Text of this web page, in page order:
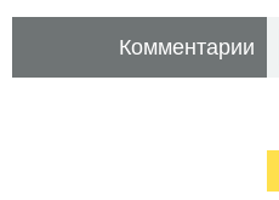
Комментарии